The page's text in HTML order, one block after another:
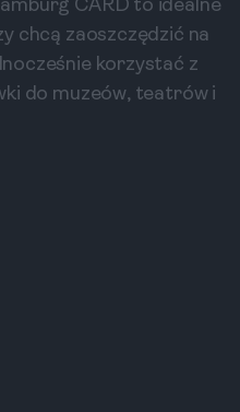
CARD to idealne
chcą zaoszczędzić na
korzystać z
do muzeów, teatrów i